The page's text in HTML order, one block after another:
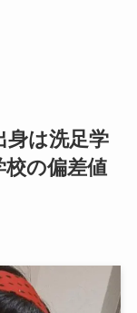
身は洗足学
校の偏差値